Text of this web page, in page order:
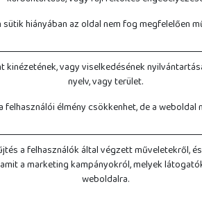
sütik hiányában az oldal nem fog megfelelően
kinézetének, vagy viselkedésének
nyelv, vagy terület.
felhasználói élmény csökkenhet, de a weboldal
a felhasználók által végzett műveletekről,
a marketing kampányokról, melyek
weboldalra.